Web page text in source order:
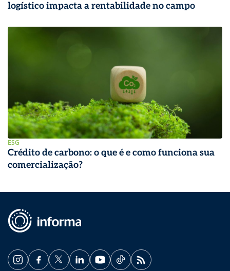
logístico impacta a rentabilidade no campo
ESG
Crédito de carbono: o que é e como funciona sua
comercialização?